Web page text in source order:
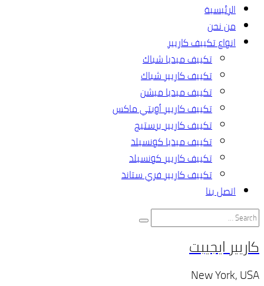
الرئيسية
من نحن
انواع تكييف كاريير
تكييف ميديا شباك
تكييف كاريير شباك
تكييف ميديا ميشن
تكييف كاريير أوبتي ماكس
تكييف كاريير برستيج
تكييف ميديا كونسيلد
تكييف كاريير كونسيلد
تكييف كاريير فري ستاند
اتصل بنا
كاريير ايجيبت
New York, USA